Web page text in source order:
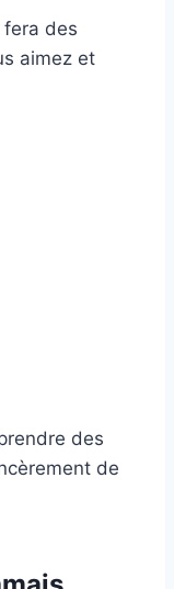
fera des
aimez et
des
de